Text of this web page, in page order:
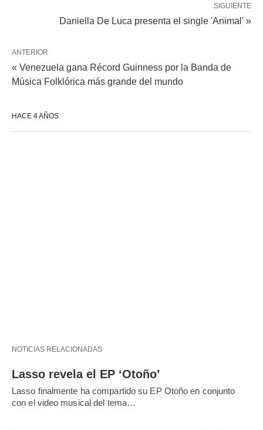
SIGUIENTE
Daniella De Luca presenta el single 'Animal' »
ANTERIOR
« Venezuela gana Récord Guinness por la Banda de
Música Folklórica más grande del mundo
HACE 4 AÑOS
NOTICIAS RELACIONADAS
Lasso revela el EP ‘Otoño’
Lasso finalmente ha compartido su EP Otoño en conjunto
con el video musical del tema…